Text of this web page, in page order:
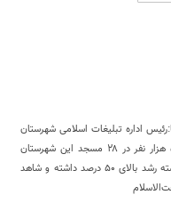
اداره تبلیغات اسلامی شهرستان
نجف‌آباد گفت: امسال در ایام البیض ماه رجب ۵ هزار نفر در ۲۸ مسجد این شهرستان
معتکف شدند که این آمار در مقایسه با سال گذشته رشد بالای ۵۰ درصد داشته و شاهد